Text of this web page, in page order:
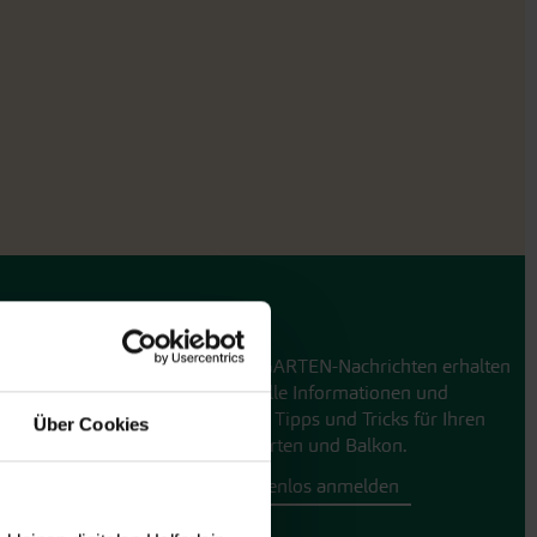
Über Cookies
GARTEN-Nachrichten
Mit den GARTEN-Nachrichten erhalten
Sie aktuelle Informationen und
hilfreiche Tipps und Tricks für Ihren
Hobbygarten und Balkon.
Hier kostenlos anmelden